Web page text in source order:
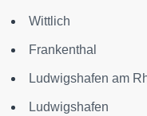
Wittlich
Frankenthal
Ludwigshafen am
Ludwigshafen